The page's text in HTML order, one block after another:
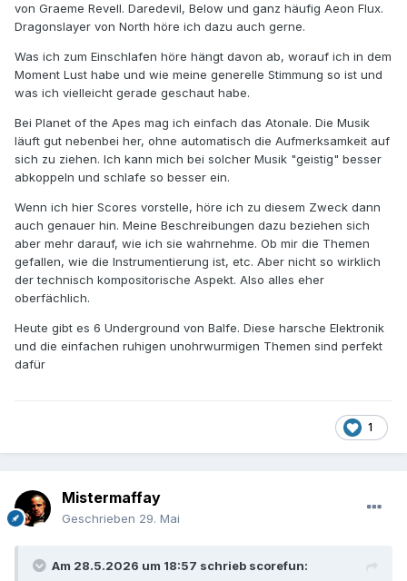
Aber natürlich dudelt bei mir auch mal die Filmmusik eher im
Hintergrund , bspw beim Haushalt machen. Aber selbst
Also hörst du die atonale Musik von bspw einem PLANET
Beruhigt dich daran, dass du den Score so
lange schon kennst? Oder was genau ?
von Graeme Revell. Daredevil, Below und ganz häufig Aeon Flux.
Dragonslayer von North höre ich dazu auch gerne.
Was ich zum Einschlafen höre hängt davon ab, worauf ich in dem
Moment Lust habe und wie meine generelle Stimmung so ist und
was ich vielleicht gerade geschaut habe.
Bei Planet of the Apes mag ich einfach das Atonale. Die Musik
läuft gut nebenbei her, ohne automatisch die Aufmerksamkeit auf
sich zu ziehen. Ich kann mich bei solcher Musik "geistig" besser
abkoppeln und schlafe so besser ein.
Wenn ich hier Scores vorstelle, höre ich zu diesem Zweck dann
auch genauer hin. Meine Beschreibungen dazu beziehen sich
aber mehr darauf, wie ich sie wahrnehme. Ob mir die Themen
gefallen, wie die Instrumentierung ist, etc. Aber nicht so wirklich
der technisch kompositorische Aspekt. Also alles eher
oberfächlich.
Heute gibt es 6 Underground von Balfe. Diese harsche Elektronik
und die einfachen ruhigen unohrwurmigen Themen sind perfekt
dafür
1
Mistermaffay
Geschrieben 29. Mai
Am 28.5.2026 um 18:57 schrieb scorefun: